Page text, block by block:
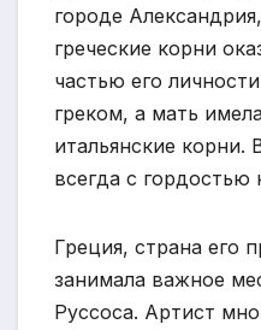
городе
греческие корни
частью его
греком, а мать
итальянские корни.
всегда с гордостью
Греция, страна его
занимала важное
Руссоса. Артист